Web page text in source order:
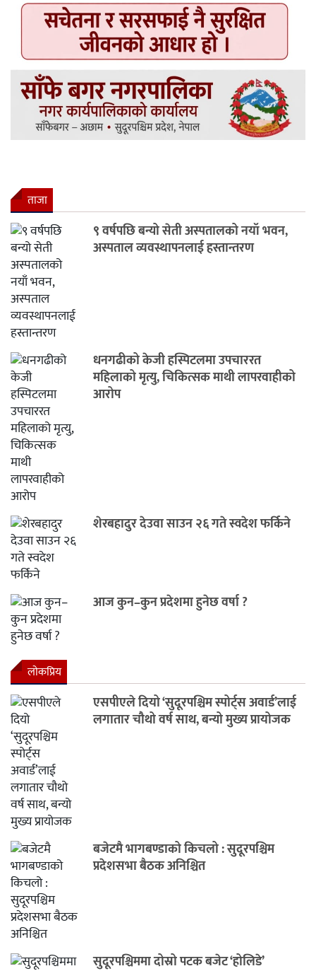
ताजा
९ वर्षपछि बन्यो सेती अस्पतालको नयाँ भवन,
अस्पताल व्यवस्थापनलाई हस्तान्तरण
धनगढीको केजी हस्पिटलमा उपचाररत
महिलाको मृत्यु, चिकित्सक माथी लापरवाहीको
आरोप
शेरबहादुर देउवा साउन २६ गते स्वदेश फर्किने
आज कुन–कुन प्रदेशमा हुनेछ वर्षा ?
लाेकप्रिय
एसपीएले दियो ‘सुदूरपश्चिम स्पोर्ट्स अवार्ड’लाई
लगातार चौथो वर्ष साथ, बन्यो मुख्य प्रायोजक
बजेटमै भागबण्डाको किचलो : सुदूरपश्चिम
प्रदेशसभा बैठक अनिश्चित
सुदूरपश्चिममा दोस्रो पटक बजेट ‘होलिडे’